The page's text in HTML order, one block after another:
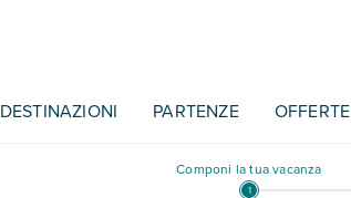
DESTINAZIONI PARTENZE OFFERTE
Componi la tua vacanza